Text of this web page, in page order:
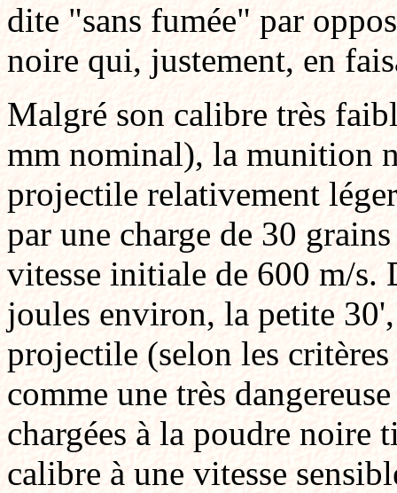
dite "sans fumée" par
noire qui, justement, en
Malgré son calibre très
mm nominal), la munition
projectile relativement
par une charge de 30
vitesse initiale de 600 m/s.
joules environ, la petite
projectile (selon les
comme une très
chargées à la poudre noire
calibre à une vitesse